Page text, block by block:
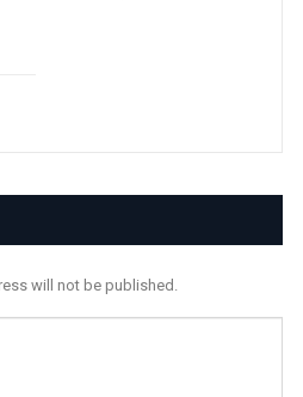
will not be published.